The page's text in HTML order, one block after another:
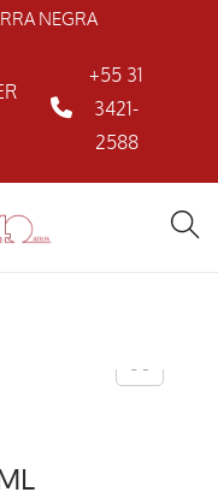
NEGRA
+55 31
3421-
2588